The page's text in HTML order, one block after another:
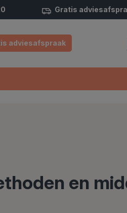
Gratis
adviesafspraak
en